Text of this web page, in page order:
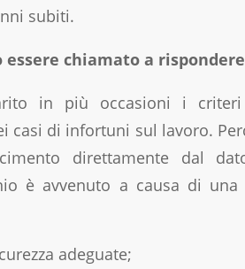
subiti.
chiamato a
in più occasioni i
casi di infortuni sul lavoro.
direttamente dal
è avvenuto a causa di
adeguate;